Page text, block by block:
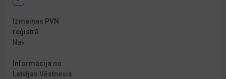
Izmaiņas PVN
reģistrā
Nav
Informācija no
Latvijas Vēstnesis